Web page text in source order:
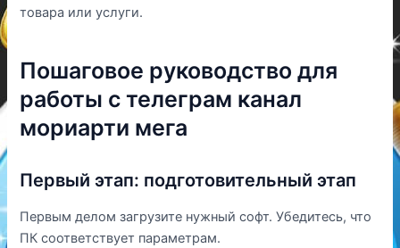
товара или услуги.
Пошаговое руководство для
работы с телеграм канал
мориарти мега
Первый этап: подготовительный этап
Первым делом загрузите нужный софт. Убедитесь, что
ПК соответствует параметрам.